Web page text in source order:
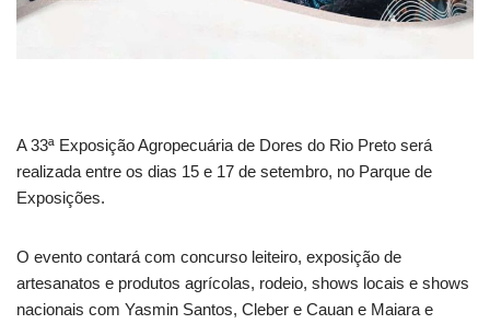
A 33ª Exposição Agropecuária de Dores do Rio Preto será
realizada entre os dias 15 e 17 de setembro, no Parque de
Exposições.
O evento contará com concurso leiteiro, exposição de
artesanatos e produtos agrícolas, rodeio, shows locais e shows
nacionais com Yasmin Santos, Cleber e Cauan e Maiara e